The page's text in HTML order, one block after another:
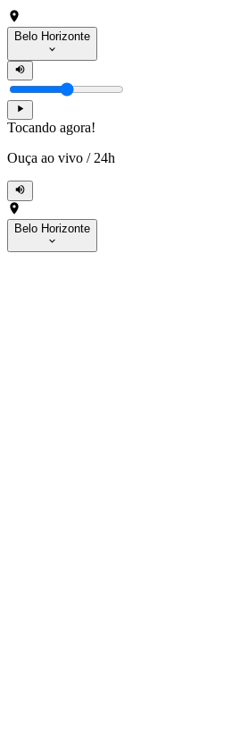
Belo Horizonte
Tocando agora!
Ouça ao vivo / 24h
Belo Horizonte